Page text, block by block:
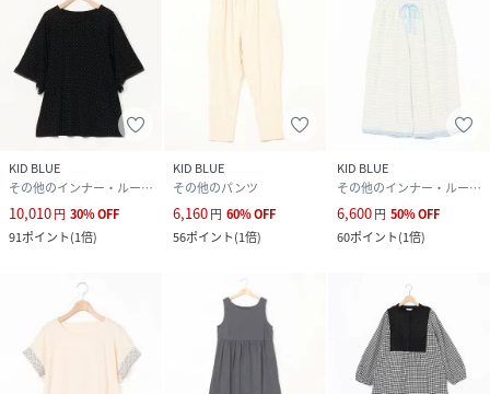
KID BLUE
その他のインナー・ルームウェア
10,010円 30%OFF
91ポイント(1倍)
KID BLUE
その他のパンツ
6,160円 60%OFF
56ポイント(1倍)
KID BLUE
その他のインナー・ルームウェア
6,600円 50%OFF
60ポイント(1倍)